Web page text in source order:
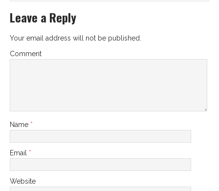
Leave a Reply
Your email address will not be published.
Comment
Name *
Email *
Website